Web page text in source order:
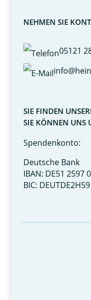
NEHMEN SIE
05121
SIE FINDEN
SIE KÖNNEN UNS
Spendenkonto:
Deutsche Bank
IBAN: DE51 2597
BIC: DEUTDE2H59